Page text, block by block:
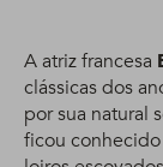
A atriz francesa
clássicas dos
por sua natural
ficou